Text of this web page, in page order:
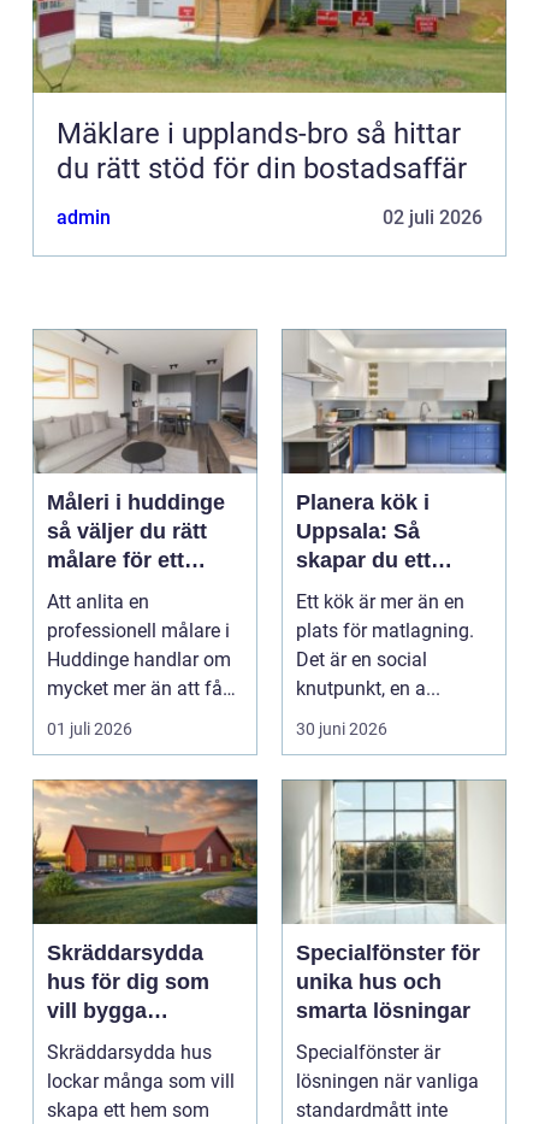
Mäklare i upplands-bro så hittar
du rätt stöd för din bostadsaffär
admin 02 juli 2026
Måleri i huddinge
så väljer du rätt
målare för ett
hållbart resultat
Att anlita en
professionell målare i
Huddinge handlar om
mycket mer än att få
nya färger på
väggarna...
01 juli 2026
Planera kök i
Uppsala: Så
skapar du ett
funktionellt och
hållbart kök
Ett kök är mer än en
plats för matlagning.
Det är en social
knutpunkt, en a...
30 juni 2026
Skräddarsydda
hus för dig som
vill bygga
personligt och
hållbart
Skräddarsydda hus
lockar många som vill
skapa ett hem som
Specialfönster för
unika hus och
smarta lösningar
Specialfönster är
lösningen när vanliga
standardmått inte